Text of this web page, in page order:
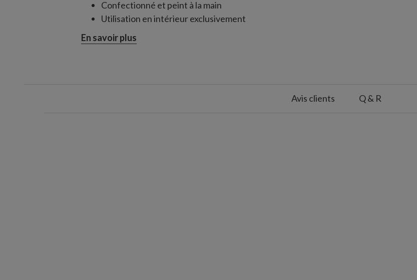
Confectionné et peint à la main
Utilisation en intérieur exclusivement
En savoir plus
Avis clients Q & R